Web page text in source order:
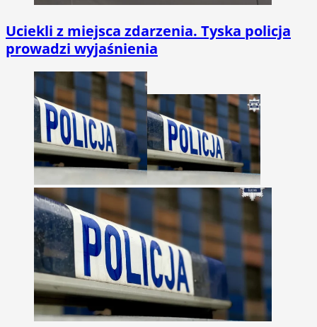
Uciekli z miejsca zdarzenia. Tyska policja
prowadzi wyjaśnienia